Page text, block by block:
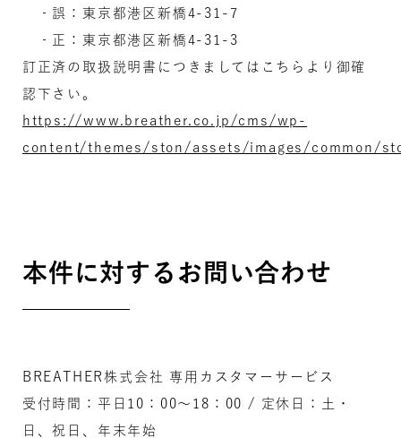
‐誤：東京都港区新橋4-31-7
‐正：東京都港区新橋4-31-3
訂正済の取扱説明書につきましてはこちらより御確
認下さい。
https://www.breather.co.jp/cms/wp-
content/themes/ston/assets/images/common/
本件に対するお問い合わせ
BREATHER株式会社 専用カスタマーサービス
受付時間：平日10：00～18：00 / 定休日：土・
日、祝日、年末年始